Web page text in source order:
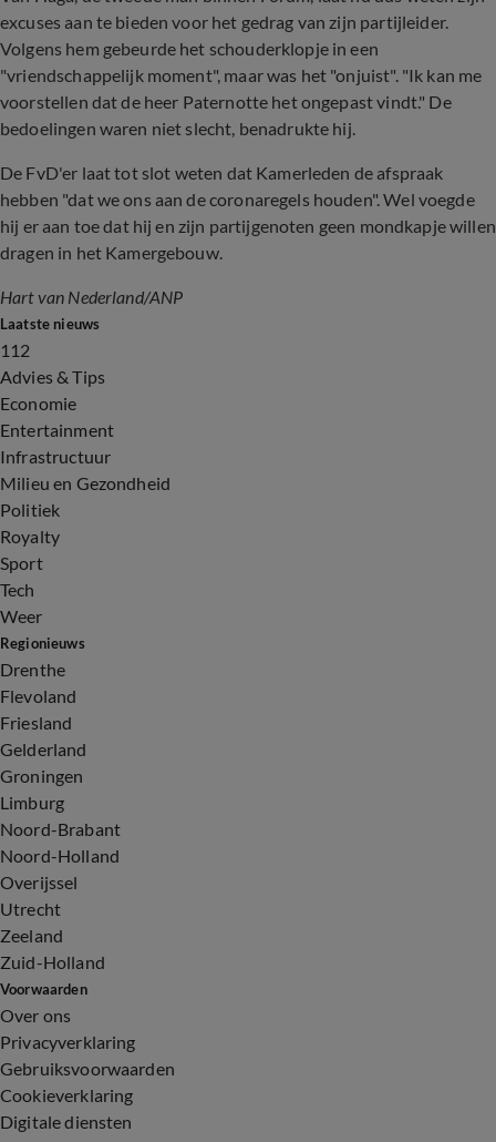
excuses aan te bieden voor het gedrag van zijn partijleider.
Volgens hem gebeurde het schouderklopje in een
"vriendschappelijk moment", maar was het "onjuist". "Ik kan me
voorstellen dat de heer Paternotte het ongepast vindt." De
bedoelingen waren niet slecht, benadrukte hij.
De FvD'er laat tot slot weten dat Kamerleden de afspraak
hebben "dat we ons aan de coronaregels houden". Wel voegde
hij er aan toe dat hij en zijn partijgenoten geen mondkapje willen
dragen in het Kamergebouw.
Hart van Nederland/ANP
Laatste nieuws
112
Advies & Tips
Economie
Entertainment
Infrastructuur
Milieu en Gezondheid
Politiek
Royalty
Sport
Tech
Weer
Regionieuws
Drenthe
Flevoland
Friesland
Gelderland
Groningen
Limburg
Noord-Brabant
Noord-Holland
Overijssel
Utrecht
Zeeland
Zuid-Holland
Voorwaarden
Over ons
Privacyverklaring
Gebruiksvoorwaarden
Cookieverklaring
Digitale diensten